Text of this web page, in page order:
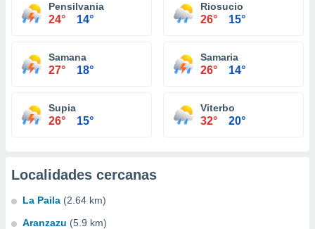
Pensilvania
24° 14°
Riosucio
26° 15°
Samana
27° 18°
Samaria
26° 14°
Supia
26° 15°
Viterbo
32° 20°
Localidades cercanas
La Paila (2.64 km)
Aranzazu (5.9 km)